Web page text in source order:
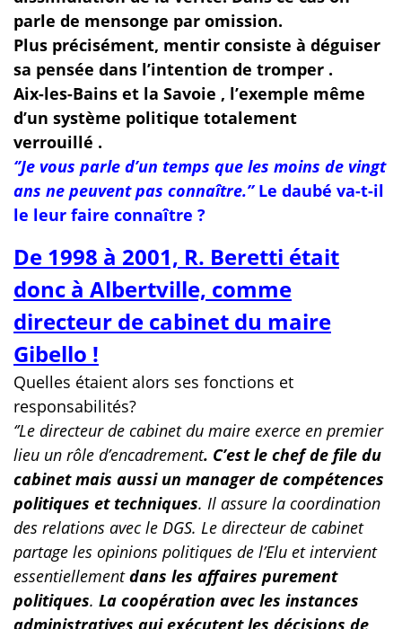
parle de mensonge par omission.
Plus précisément, mentir consiste à déguiser
sa pensée dans l’intention de tromper .
Aix-les-Bains et la Savoie , l’exemple même
d’un système politique totalement
verrouillé .
‘’Je vous parle d’un temps que les moins de vingt
ans ne peuvent pas connaître.’’Le daubé va-t-il
le leur faire connaître ?
De 1998 à 2001, R. Beretti était
donc à Albertville, comme
directeur de cabinet du maire
Gibello !
Quelles étaient alors ses fonctions et
responsabilités?
‘’Le directeur de cabinet du maire exerce en premier
lieu un rôle d’encadrement. C’est le chef de file du
cabinet mais aussi un manager de compétences
politiques et techniques. Il assure la coordination
des relations avec le DGS. Le directeur de cabinet
partage les opinions politiques de l’Elu et intervient
essentiellementdans les affaires purement
politiques. La coopération avec les instances